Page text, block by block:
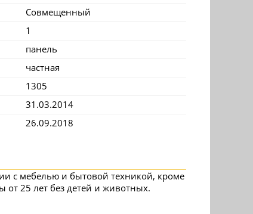
Совмещенный
1
панель
частная
1305
31.03.2014
26.09.2018
с мебелью и бытовой техникой, кроме
25 лет без детей и животных.